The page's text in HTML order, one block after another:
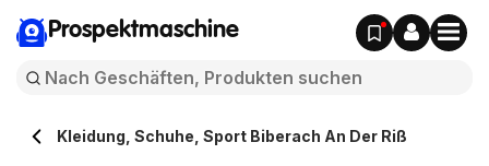
Prospektmaschine
Kleidung, Schuhe, Sport Biberach An Der Riß